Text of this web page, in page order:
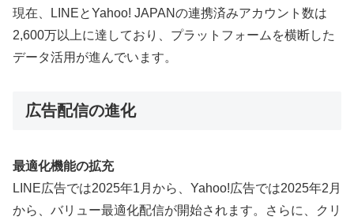
現在、LINEとYahoo! JAPANの連携済みアカウント数は
2,600万以上に達しており、プラットフォームを横断した
データ活用が進んでいます。
広告配信の進化
最適化機能の拡充
LINE広告では2025年1月から、Yahoo!広告では2025年2月
から、バリュー最適化配信が開始されます。さらに、クリ